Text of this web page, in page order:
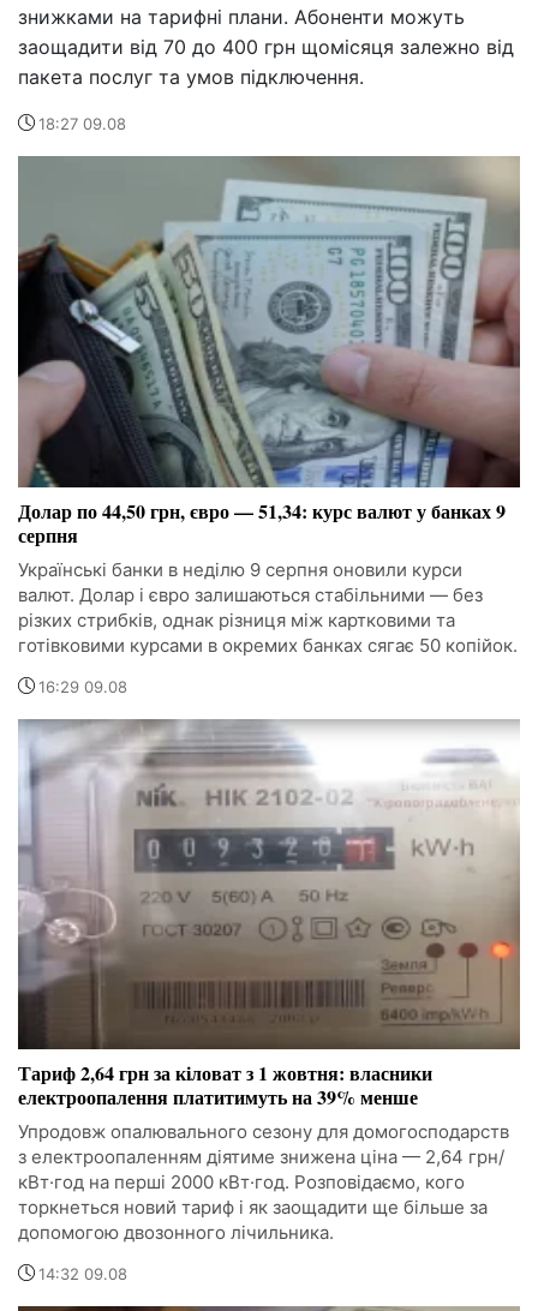
знижками на тарифні плани. Абоненти можуть
заощадити від 70 до 400 грн щомісяця залежно від
пакета послуг та умов підключення.
18:27 09.08
Долар по 44,50 грн, євро — 51,34: курс валют у банках 9
серпня
Українські банки в неділю 9 серпня оновили курси
валют. Долар і євро залишаються стабільними — без
різких стрибків, однак різниця між картковими та
готівковими курсами в окремих банках сягає 50 копійок.
16:29 09.08
Тариф 2,64 грн за кіловат з 1 жовтня: власники
електроопалення платитимуть на 39% менше
Упродовж опалювального сезону для домогосподарств
з електроопаленням діятиме знижена ціна — 2,64 грн/
кВт·год на перші 2000 кВт·год. Розповідаємо, кого
торкнеться новий тариф і як заощадити ще більше за
допомогою двозонного лічильника.
14:32 09.08